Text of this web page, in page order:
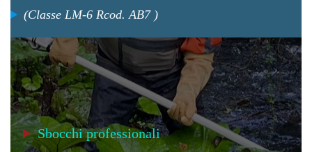
(Classe LM-6 Rcod. AB7 )
Sbocchi professionali